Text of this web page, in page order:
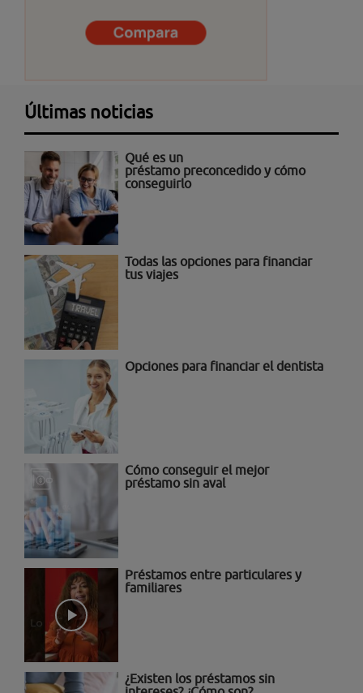
Últimas noticias
Qué es un
préstamo preconcedido y cómo
conseguirlo
Todas las opciones para financiar
tus viajes
Opciones para financiar el dentista
Cómo conseguir el mejor
préstamo sin aval
Préstamos entre particulares y
familiares
¿Existen los préstamos sin